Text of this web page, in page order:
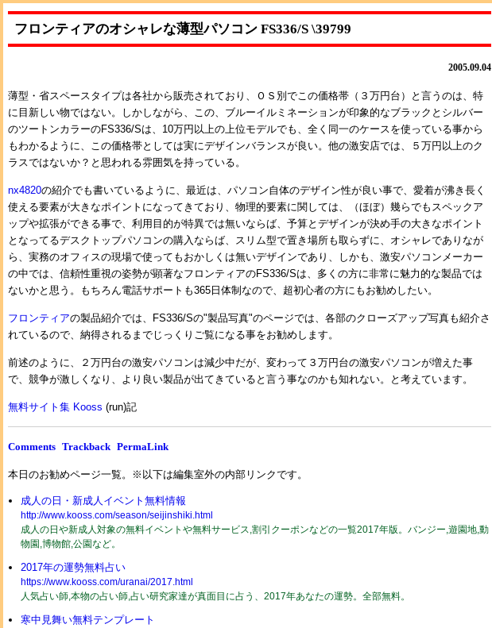
フロンティアのオシャレな薄型パソコン FS336/S \39799
2005.09.04
薄型・省スペースタイプは各社から販売されており、ＯＳ別でこの価格帯（３万円台）と言うのは、特
に目新しい物ではない。しかしながら、この、ブルーイルミネーションが印象的なブラックとシルバー
のツートンカラーのFS336/Sは、10万円以上の上位モデルでも、全く同一のケースを使っている事から
もわかるように、この価格帯としては実にデザインバランスが良い。他の激安店では、５万円以上のク
ラスではないか？と思われる雰囲気を持っている。
nx4820の紹介でも書いているように、最近は、パソコン自体のデザイン性が良い事で、愛着が沸き長く
使える要素が大きなポイントになってきており、物理的要素に関しては、（ほぼ）幾らでもスペックア
ップや拡張ができる事で、利用目的が特異では無いならば、予算とデザインが決め手の大きなポイント
となってるデスクトップパソコンの購入ならば、スリム型で置き場所も取らずに、オシャレでありなが
ら、実務のオフィスの現場で使ってもおかしくは無いデザインであり、しかも、激安パソコンメーカー
の中では、信頼性重視の姿勢が顕著なフロンティアのFS336/Sは、多くの方に非常に魅力的な製品では
ないかと思う。もちろん電話サポートも365日体制なので、超初心者の方にもお勧めしたい。
フロンティアの製品紹介では、FS336/Sの"製品写真"のページでは、各部のクローズアップ写真も紹介さ
れているので、納得されるまでじっくりご覧になる事をお勧めします。
前述のように、２万円台の激安パソコンは減少中だが、変わって３万円台の激安パソコンが増えた事
で、競争が激しくなり、より良い製品が出てきていると言う事なのかも知れない。と考えています。
無料サイト集 Kooss (run)記
Comments Trackback PermaLink
本日のお勧めページ一覧。※以下は編集室外の内部リンクです。
成人の日・新成人イベント無料情報
http://www.kooss.com/season/seijinshiki.html
成人の日や新成人対象の無料イベントや無料サービス,割引クーポンなどの一覧2017年版。バンジー,遊園地,動
物園,博物館,公園など。
2017年の運勢無料占い
https://www.kooss.com/uranai/2017.html
人気占い師,本物の占い師,占い研究家達が真面目に占う、2017年あなたの運勢。全部無料。
寒中見舞い無料テンプレート